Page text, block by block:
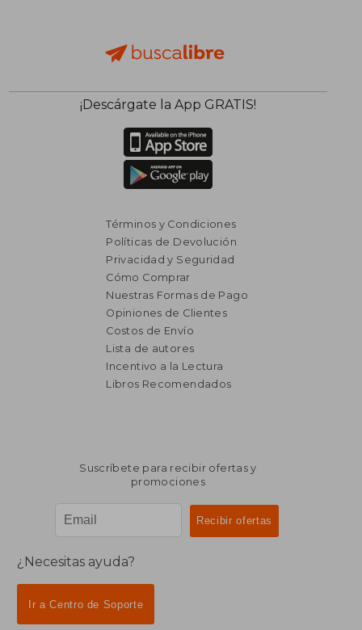
¡Descárgate la App GRATIS!
Términos y Condiciones
Políticas de Devolución
Privacidad y Seguridad
Cómo Comprar
Nuestras Formas de Pago
Opiniones de Clientes
Costos de Envío
Lista de autores
Incentivo a la Lectura
Libros Recomendados
Suscríbete para recibir ofertas y
promociones
¿Necesitas ayuda?
Ir a Centro de Soporte